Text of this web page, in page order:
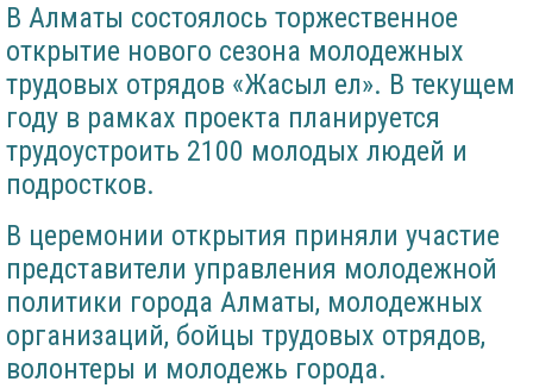
В Алматы состоялось торжественное
открытие нового сезона молодежных
трудовых отрядов «Жасыл ел». В текущем
году в рамках проекта планируется
трудоустроить 2100 молодых людей и
подростков.
В церемонии открытия приняли участие
представители управления молодежной
политики города Алматы, молодежных
организаций, бойцы трудовых отрядов,
волонтеры и молодежь города.